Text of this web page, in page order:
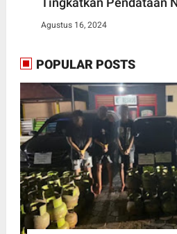
Agustus 16, 2024
POPULAR POSTS